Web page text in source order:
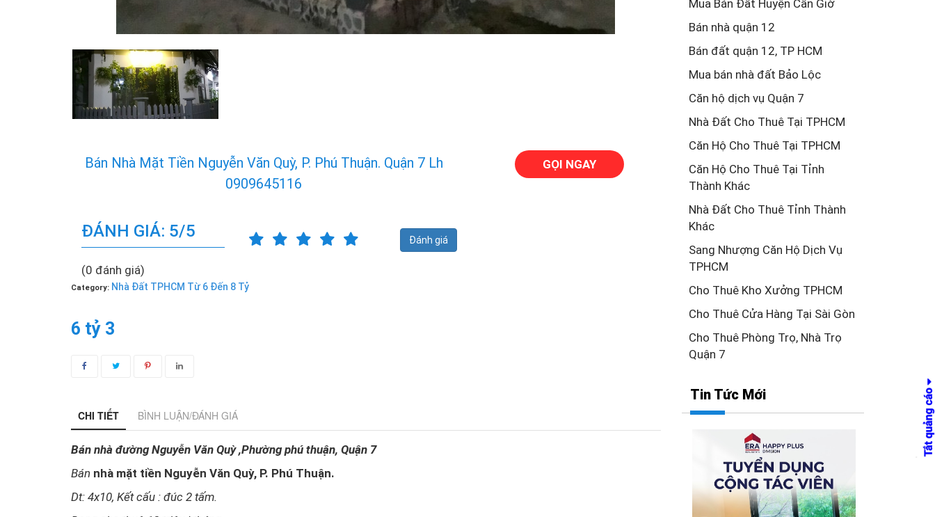
Bán Nhà Mặt Tiền Nguyễn Văn Quỳ, P. Phú Thuận. Quận 7 Lh
0909645116
ĐÁNH GIÁ: 5/5
(0 đánh giá)
Đánh giá
Category: Nhà Đất TPHCM Từ 6 Đến 8 Tỷ
6 tỷ 3
GỌI NGAY
CHI TIẾT BÌNH LUẬN/ĐÁNH GIÁ
Bán nhà đường Nguyễn Văn Quỳ ,Phường phú thuận, Quận 7
Bán nhà mặt tiền Nguyễn Văn Quỳ, P. Phú Thuận.
Dt: 4x10, Kết cấu : đúc 2 tấm.
Mua Bán Đất Huyện Cần Giờ
Bán nhà quận 12
Bán đất quận 12, TP HCM
Mua bán nhà đất Bảo Lộc
Căn hộ dịch vụ Quận 7
Nhà Đất Cho Thuê Tại TPHCM
Căn Hộ Cho Thuê Tại TPHCM
Căn Hộ Cho Thuê Tại Tỉnh
Thành Khác
Nhà Đất Cho Thuê Tỉnh Thành
Khác
Sang Nhượng Căn Hộ Dịch Vụ
TPHCM
Cho Thuê Kho Xưởng TPHCM
Cho Thuê Cửa Hàng Tại Sài Gòn
Cho Thuê Phòng Trọ, Nhà Trọ
Quận 7
Tin Tức Mới